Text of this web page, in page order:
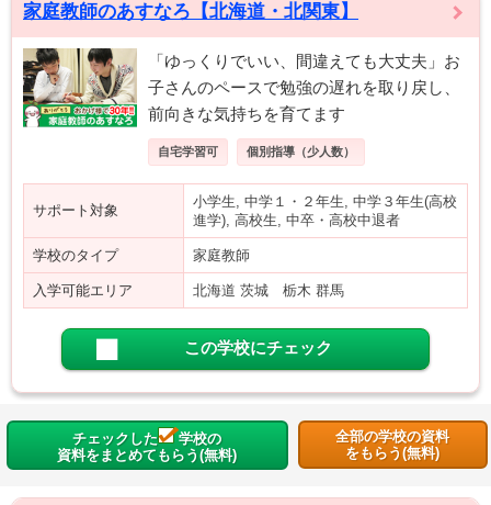
家庭教師のあすなろ【北海道・北関東】
「ゆっくりでいい、間違えても大丈夫」お
子さんのペースで勉強の遅れを取り戻し、
前向きな気持ちを育てます
自宅学習可 個別指導（少人数）
サポート対象
小学生, 中学１・２年生, 中学３年生(高校
進学), 高校生, 中卒・高校中退者
学校のタイプ 家庭教師
入学可能エリア 北海道 茨城 栃木 群馬
この学校にチェック
チェックした
学校の
資料をまとめてもらう(無料)
全部の学校の資料
をもらう(無料)